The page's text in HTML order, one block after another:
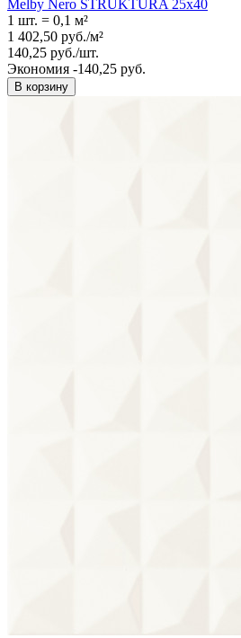
Melby Nero STRUKTURA 25x40
1 шт. = 0,1 м²
1 402,50 руб./м²
140,25 руб./шт.
Экономия -140,25 руб.
В корзину